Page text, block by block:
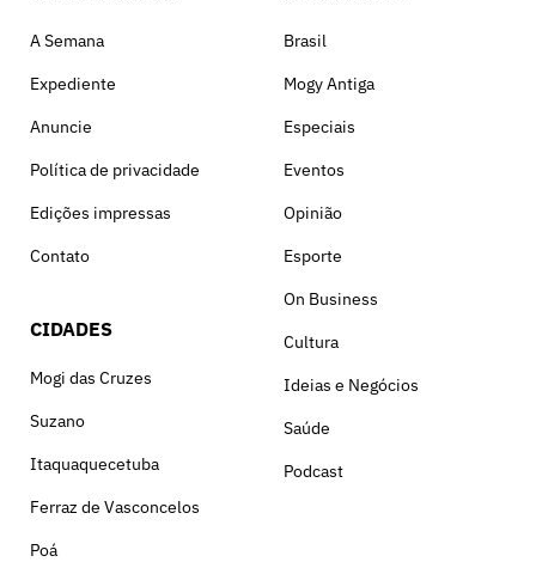
A Semana
Expediente
Anuncie
Política de privacidade
Edições impressas
Contato
CIDADES
Mogi das Cruzes
Suzano
Itaquaquecetuba
Ferraz de Vasconcelos
Poá
Brasil
Mogy Antiga
Especiais
Eventos
Opinião
Esporte
On Business
Cultura
Ideias e Negócios
Saúde
Podcast